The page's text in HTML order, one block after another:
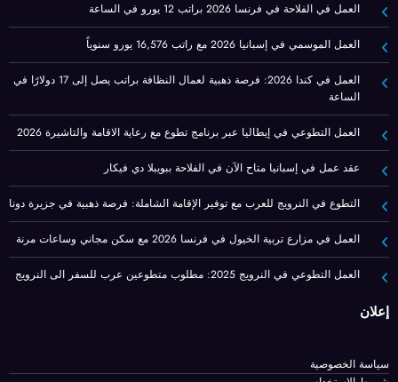
العمل في الفلاحة في فرنسا 2026 براتب 12 يورو في الساعة
العمل الموسمي في إسبانيا 2026 مع راتب 16,576 يورو سنوياً
العمل في كندا 2026: فرصة ذهبية لعمال النظافة براتب يصل إلى 17 دولارًا في
الساعة
العمل التطوعي في إيطاليا عبر برنامج تطوع مع رعاية الاقامة والتاشيرة 2026
عقد عمل في إسبانيا متاح الآن في الفلاحة ببويبلا دي فيكار
التطوع في النرويج للعرب مع توفير الإقامة الشاملة: فرصة ذهبية في جزيرة دونا
العمل في مزارع تربية الخيول في فرنسا 2026 مع سكن مجاني وساعات مرنة
العمل التطوعي في النرويج 2025: مطلوب متطوعين عرب للسفر الى النرويج
إعلان
سياسة الخصوصية